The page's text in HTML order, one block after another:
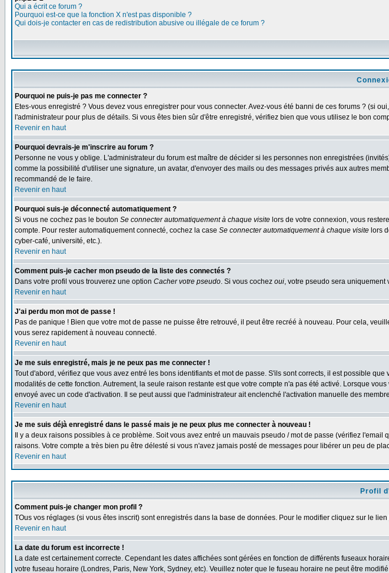
Qui a écrit ce forum ?
Pourquoi est-ce que la fonction X n'est pas disponible ?
Qui dois-je contacter en cas de redistribution abusive ou illégale de ce forum ?
Pourquoi ne puis-je pas me connecter ?
Etes-vous enregistré ? Vous devez vous enregistrer pour vous connecter. Avez-vous été banni de ces forums ? (si
l'administrateur pour plus de détails. Si vous êtes bien sûr d'être enregistré, vérifiez bien que vous utilisez le bon
Revenir en haut
Pourquoi devrais-je m'inscrire au forum ?
Personne ne vous y oblige. L'administrateur du forum est maître de décider si les personnes non enregistrées
comme la possibilité d'utiliser une signature, un avatar, d'envoyer des mails ou des messages privés aux autres
recommandé de le faire.
Revenir en haut
Pourquoi suis-je déconnecté automatiquement ?
Si vous ne cochez pas le bouton Se connecter automatiquement à chaque visite lors de votre connexion, vous
compte. Pour rester automatiquement connecté, cochez la case Se connecter automatiquement à chaque visite lors
cyber-café, université, etc.).
Revenir en haut
Comment puis-je cacher mon pseudo de la liste des connectés ?
Dans votre profil vous trouverez une option Cacher votre pseudo. Si vous cochez oui, votre pseudo sera
Revenir en haut
J'ai perdu mon mot de passe !
Pas de panique ! Bien que votre mot de passe ne puisse être retrouvé, il peut être recréé à nouveau. Pour cela,
vous serez rapidement à nouveau connecté.
Revenir en haut
Je me suis enregistré, mais je ne peux pas me connecter !
Tout d'abord, vérifiez que vous avez entré les bons identifiants et mot de passe. S'ils sont corrects, il est possible que
modalités de cette fonction. Autrement, la seule raison restante est que votre compte n'a pas été activé. Lorsque
envoyé avec un code d'activation. Il se peut aussi que l'administrateur ait enclenché l'activation manuelle des
Revenir en haut
Je me suis déjà enregistré dans le passé mais je ne peux plus me connecter à nouveau !
Il y a deux raisons possibles à ce problème. Soit vous avez entré un mauvais pseudo / mot de passe (vérifiez
raisons. Votre compte a très bien pu être délesté si vous n'avez jamais posté de messages pour libérer un peu de
Revenir en haut
Profil
Comment puis-je changer mon profil ?
TOus vos réglages (si vous êtes inscrit) sont enregistrés dans la base de données. Pour le modifier cliquez sur le lien
Revenir en haut
La date du forum est incorrecte !
La date est certainement correcte. Cependant les dates affichées sont gérées en fonction de différents fuseaux
votre fuseau horaire (Londres, Paris, New York, Sydney, etc). Veuillez noter que le fuseau horaire ne peut être